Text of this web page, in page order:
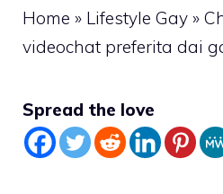
Home » Lifestyle Gay »
videochat preferita dai
Spread the love